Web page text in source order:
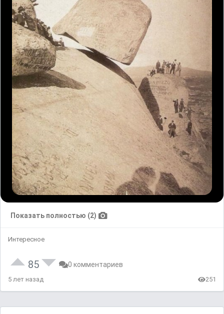
Показать полностью (2)
Интересное
85 0 комментариев
5 лет назад 251